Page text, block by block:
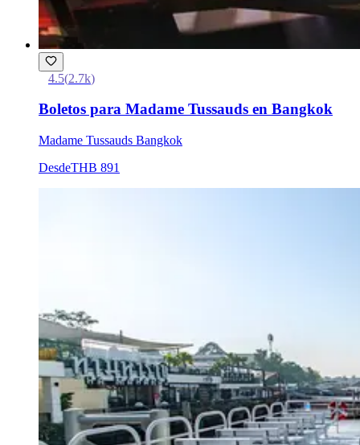
4.5(2.7k)
Boletos para Madame Tussauds en Bangkok
Madame Tussauds Bangkok
DesdeTHB 891